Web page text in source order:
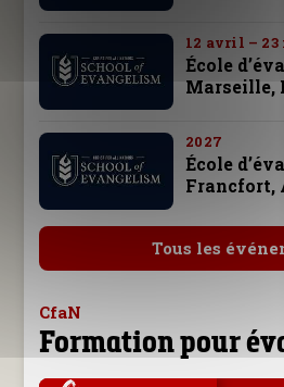
12 avril – 23
École
Marseille,
2027
École
Francfort,
Tous les
CfaN
Formation pour